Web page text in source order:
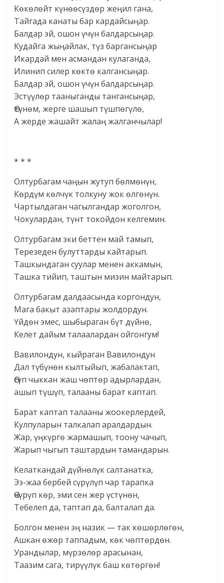
Көкөлөйт күнөөсүздөр жеңил гана,
Тайгада канаты бар кардайсыңар.
Балдар эй, ошон үчүн балдарсыңар.
Кудайга жыңайлак, түз баргансыңар
Икардай мен асмандан кулаганда,
Илинип силер көктө калгансыңар.
Балдар эй, ошон үчүн балдарсыңар.
Эстүүлөр тааныганды тангансыңар,
Өтүнөм, жерге шашып түшпөгүлө,
А жерде жашайт жалаң жалганчылар!
* * *
Олтурбагам чаңын жутуп бөлмөнүн,
Көрдүм көлчүк толкуну жок өлгөнүн.
Чартылдаган чагылгандар жоголгон,
Чокулардан, түнт токойдон келгемин.
Олтурбагам эки беттен май тамып,
Терезеден булуттарды кайтарып.
Ташкындаган суулар менен аккамын,
Ташка тийип, таштын мизин майтарып.
Олтурбагам далдаасында коргондун,
Мага бакыт азаптары жолдордун.
Үйдөн эмес, шыбыраган бүт дүйнө,
Келет дайым талаалардан ойгонгум!
Вавилондун, кыйраган Вавилондун
Дал түбүнөн кылтыйып, жабалактап,
Өсүп чыккан жаш чөптөр адырлардан,
ашып түшүп, талааны барат каптап.
Барат каптап талааны жоокерлердей,
Кулпуларын талкалап аралдардын.
Жар, үңкүргө жармашып, тоону чачып,
Жарып чыгып таштардын тамандарын.
Келаткандай дүйнөлүк салтанатка,
Ээ-жаа бербей сүрүлүп чар тарапка
Өчүрүп көр, эми сен жер үстүнөн,
Тебелеп да, таптап да, балталап да.
Болгон менен эң назик — так көшөрлөгөн,
Ашкан өжөр таппадым, көк чөптөрдөн.
Урандылар, мүрзөлөр арасынан,
Таазим сага, тирүүлүк баш көтөргөн!